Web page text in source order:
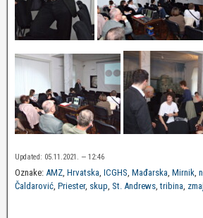
Updated: 05.11.2021. — 12:46
Oznake: AMZ, Hrvatska, ICGHS, Mađarska, Mirnik,
Čaldarović, Priester, skup, St. Andrews,tribina, zmaj